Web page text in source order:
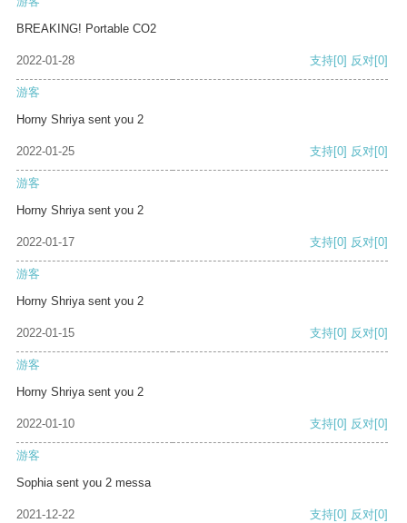
BREAKING! Portable CO2
2022-01-28 支持[0] 反对[0]
游客
Horny Shriya sent you 2
2022-01-25 支持[0] 反对[0]
游客
Horny Shriya sent you 2
2022-01-17 支持[0] 反对[0]
游客
Horny Shriya sent you 2
2022-01-15 支持[0] 反对[0]
游客
Horny Shriya sent you 2
2022-01-10 支持[0] 反对[0]
游客
Sophia sent you 2 messa
2021-12-22 支持[0] 反对[0]